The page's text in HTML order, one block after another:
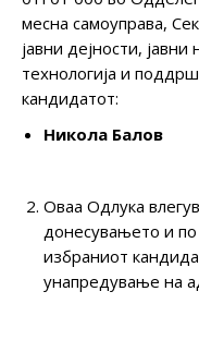
месна самоуправа,
јавни дејности,
технологиja и
кандидатот:
Никола Балов
Оваа Одлука
донесувањето и
избраниот
унапредување на